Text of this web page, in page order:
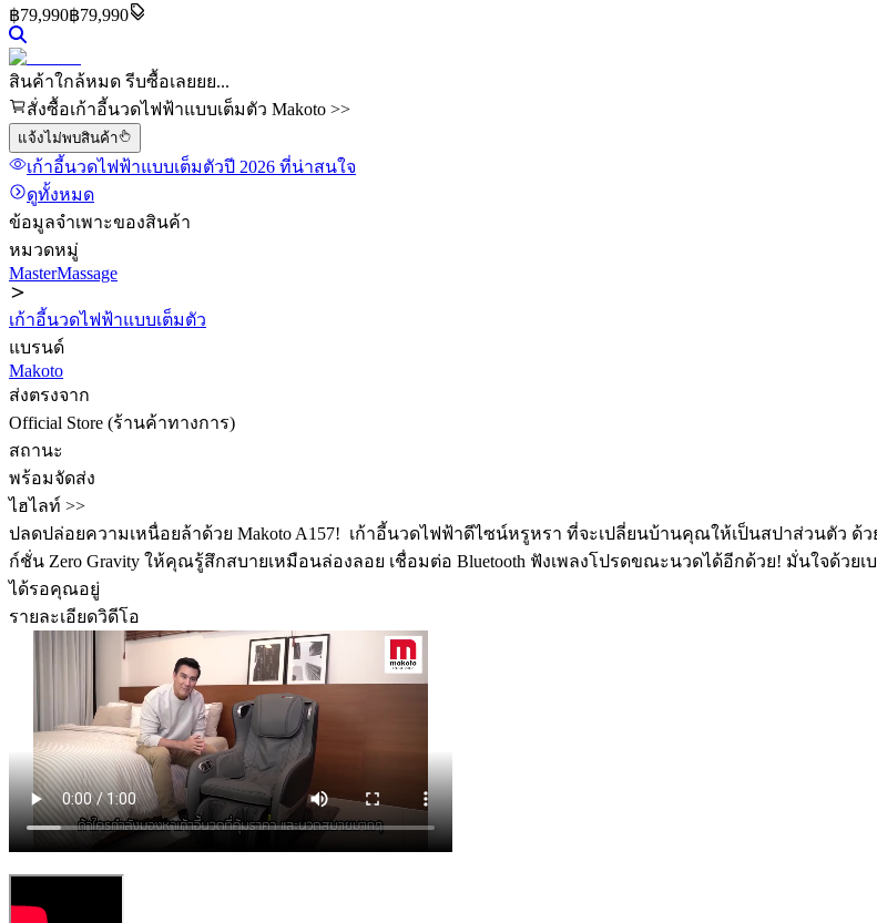
฿79,990฿79,990
สินค้าใกล้หมด รีบซื้อเลยยย...
สั่งซื้อเก้าอี้นวดไฟฟ้าแบบเต็มตัว Makoto >>
แจ้งไม่พบสินค้า
เก้าอี้นวดไฟฟ้าแบบเต็มตัวปี 2026 ที่น่าสนใจ
ดูทั้งหมด
ข้อมูลจำเพาะของสินค้า
หมวดหมู่
MasterMassage
เก้าอี้นวดไฟฟ้าแบบเต็มตัว
แบรนด์
Makoto
ส่งตรงจาก
Official Store (ร้านค้าทางการ)
สถานะ
พร้อมจัดส่ง
ไฮไลท์ >>
ปลดปล่อยความเหนื่อยล้าด้วย Makoto A157! ️ เก้าอี้นวดไฟฟ้าดีไซน์หรูหรา ที่จะเปลี่ยนบ้านคุณให้เป็นสปาส่วนตัว
ก์ชั่น Zero Gravity ให้คุณรู้สึกสบายเหมือนล่องลอย เชื่อมต่อ Bluetooth ฟังเพลงโปรดขณะนวดได้อีกด้วย! มั่นใจด้วย
ได้รอคุณอยู่
รายละเอียดวิดีโอ